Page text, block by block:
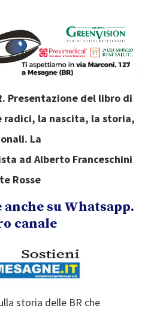
Presentazione del libro di
radici, la nascita, la storia,
La
ad Alberto Franceschini
Rosse
anche su Whatsapp.
canale
storia delle BR che